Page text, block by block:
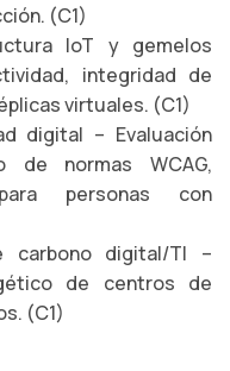
(C1)
IoT y gemelos
integridad de
virtuales. (C1)
digital – Evaluación
de normas WCAG,
personas con
carbono digital/TI –
de centros de
(C1)